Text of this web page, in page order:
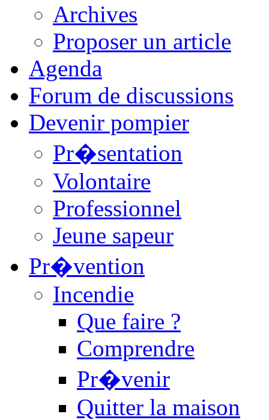
Archives
Proposer un article
Agenda
Forum de discussions
Devenir pompier
Pr�sentation
Volontaire
Professionnel
Jeune sapeur
Pr�vention
Incendie
Que faire ?
Comprendre
Pr�venir
Quitter la maison